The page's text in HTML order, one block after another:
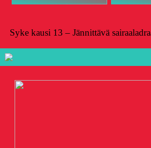
Syke kausi 13 – Jännittävä